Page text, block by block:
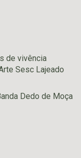
de vivência
Sesc Lajeado
Dedo de Moça